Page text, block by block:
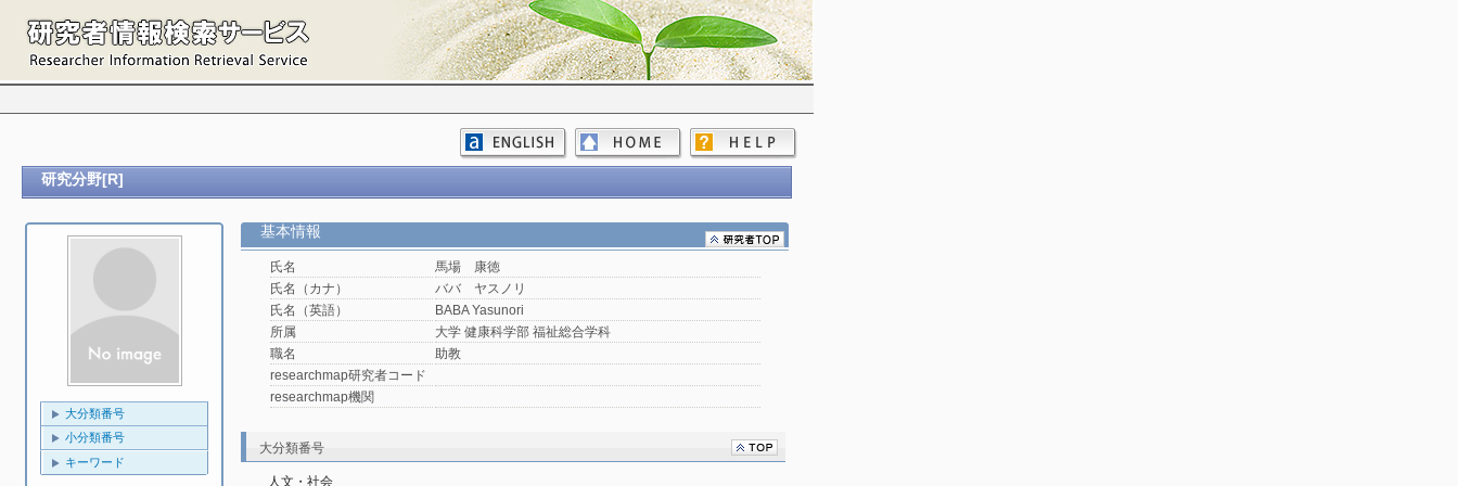
研究分野[R]
大分類番号
小分類番号
キーワード
基本情報
氏名
馬場 康徳
氏名（カナ）
ババ ヤスノリ
氏名（英語）
BABA Yasunori
所属
大学 健康科学部 福祉総合学科
職名
助教
researchmap研究者コード
researchmap機関
大分類番号
人文・社会